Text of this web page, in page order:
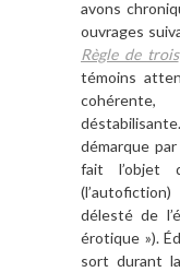
avons
ouvrages
Règle de trois
témoins
démarque
fait l’objet
délesté de
érotique »).
sort durant